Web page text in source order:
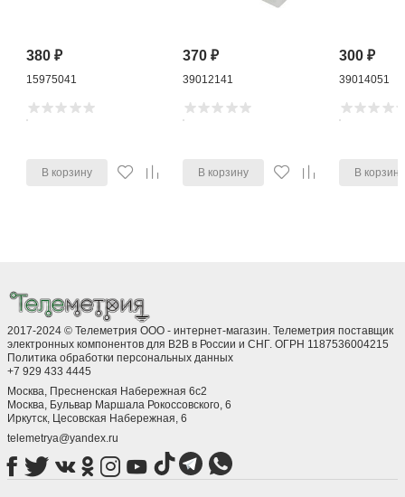
380₽
15975041
В корзину
370₽
39012141
В корзину
300₽
39014051
В корзину
2017-2024 © Телеметрия ООО - интернет-магазин. Телеметрия поставщик
электронных компонентов для B2B в России и СНГ. ОГРН 1187536004215
Политика обработки персональных данных
+7 929 433 4445
Москва, Пресненская Набережная 6с2
Москва, ​Бульвар Маршала Рокоссовского, 6
Иркутск, ​Цесовская Набережная, 6
telemetrya@yandex.ru